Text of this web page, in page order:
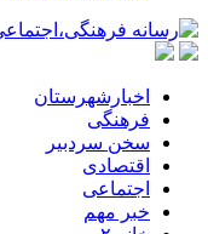
اخبارشهرستان
فرهنگی
سخن سردبیر
اقتصادی
اجتماعی
خبر مهم